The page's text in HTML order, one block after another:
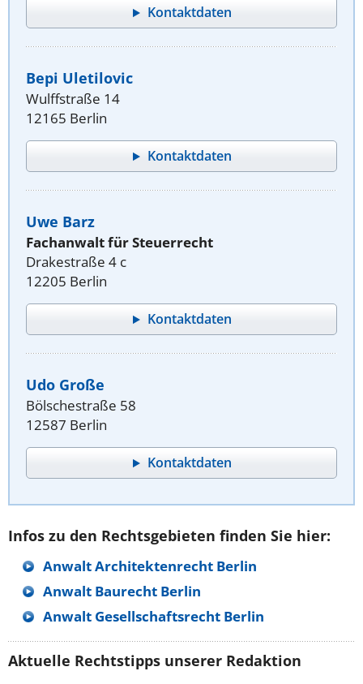
Kontaktdaten
Bepi Uletilovic
Wulffstraße 14
12165 Berlin
Kontaktdaten
Uwe Barz
Fachanwalt für Steuerrecht
Drakestraße 4 c
12205 Berlin
Kontaktdaten
Udo Große
Bölschestraße 58
12587 Berlin
Kontaktdaten
Infos zu den Rechtsgebieten finden Sie hier:
Anwalt Architektenrecht Berlin
Anwalt Baurecht Berlin
Anwalt Gesellschaftsrecht Berlin
Aktuelle Rechtstipps unserer Redaktion